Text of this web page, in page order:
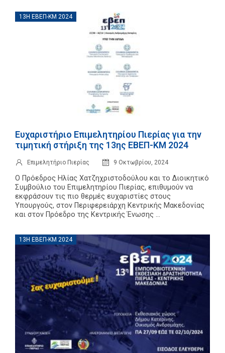
13Η ΕΒΕΠ-ΚΜ 2024
Ευχαριστήριο Επιμελητηρίου Πιερίας για την
τιμητική στήριξη της 13ης ΕΒΕΠ-ΚΜ 2024
Επιμελητήριο Πιερίας 9 Οκτωβρίου, 2024
Ο Πρόεδρος Ηλίας Χατζηχριστοδούλου και το Διοικητικό
Συμβούλιο του Επιμελητηρίου Πιερίας, επιθυμούν να
εκφράσουν τις πιο θερμές ευχαριστίες στους
Υπουργούς, στον Περιφερειάρχη Κεντρικής Μακεδονίας
και στον Πρόεδρο της Κεντρικής Ένωσης ...
13Η ΕΒΕΠ-ΚΜ 2024